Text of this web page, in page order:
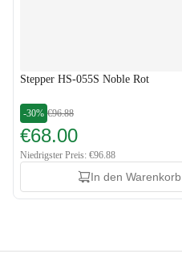
Stepper HS-055S Noble Rot
-30% €96.88
€68.00
Niedrigster Preis: €96.88
In den Warenkorb